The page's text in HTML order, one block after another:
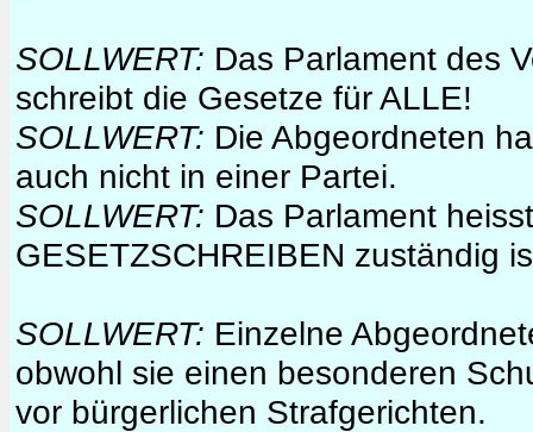
SOLLWERT: Das Parlament des
schreibt die Gesetze für ALLE!
SOLLWERT: Die Abgeordneten
auch nicht in einer Partei.
SOLLWERT: Das Parlament
GESETZSCHREIBEN zuständig
SOLLWERT: Einzelne
obwohl sie einen besonderen
vor bürgerlichen Strafgerichten.